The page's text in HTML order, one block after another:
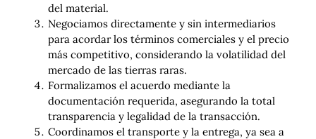
del material.
Negociamos directamente y sin intermediarios
para acordar los términos comerciales y el precio
más competitivo, considerando la volatilidad del
mercado de las tierras raras.
Formalizamos el acuerdo mediante la
documentación requerida, asegurando la total
transparencia y legalidad de la transacción.
Coordinamos el transporte y la entrega, ya sea a